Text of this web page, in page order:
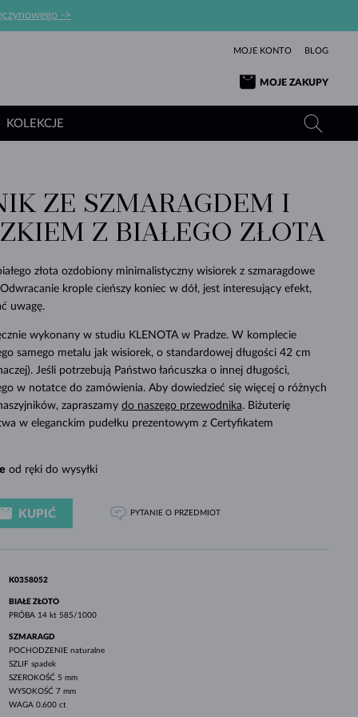
->
MOJE KONTO BLOG
MOJE ZAKUPY
WYJĄTKOWY
SPRAWDŹ
MIŁOŚĆ
SPRAWDŹ
ŻÓŁTE ZŁOTO
RÓŻOWE ZŁOTO
PIĘKNEM
SPRAWDŹ
TANZANITY
TOPAZY
TURMALINY
MOŁDAWITY
ŚLUBNE
BIAŁE ZŁOTO
PIĘKNE
SPRAWDŹ
TURMALINY
MOŁDAWITY
MINERAŁY
WISIORKI Z PERŁAMI
ŻÓŁTE ZŁOTO
RÓŻOWE ZŁOTO
PROSTOTY
SPRAWDŹ
BRANSOLETKI
SPRAWDŹ
PERŁY
SPRAWDŹ
SZAFIRY
SZMARAGDY
MOŁDAWITY
MINERAŁY
ŻÓŁTE ZŁOTO
BIAŁE ZŁOTO
BIŻUTERIA
SPRAWDŹ
PIĘKNO
SPRAWDŹ
KOLEKCJE
KOLEKCJE
SPRAWDŹ
ZE SZMARAGDEM I
Z BIAŁEGO ZŁOTA
złota ozdobiony minimalistyczny wisiorek z szmaragdowe
krople cieńszy koniec w dół, jest interesujący efekt,
uwagę.
wykonany w studiu KLENOTA w Pradze. W komplecie
samego metalu jak wisiorek, o standardowej długości 42 cm
Jeśli potrzebują Państwo łańcuszka o innej długości,
w notatce do zamówienia. Aby dowiedzieć się więcej o różnych
zapraszamy do naszego przewodnika. Biżuterię
w eleganckim pudełku prezentowym z Certyfikatem
od ręki do wysyłki
KUPIĆ PYTANIE O PRZEDMIOT
K0358052
BIAŁE ZŁOTO
PRÓBA 14 kt 585/1000
SZMARAGD
POCHODZENIE naturalne
SZLIF spadek
SZEROKOŚĆ 5 mm
WYSOKOŚĆ 7 mm
WAGA 0.600 ct